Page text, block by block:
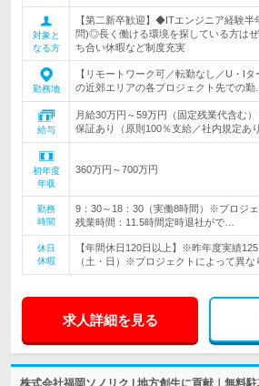
対象と
なる方
【第二新卒歓迎】◆ITエンジニア経験半
問)◎長く働ける環境を探している方は
ち合い休暇など制度充実
勤務地
【リモートワーク可／転勤なし／U・I
の近郊エリアの各プロジェクト先での勤…
給与
月給30万円～59万円（固定残業代含む
保証あり（原則100％支給／社内規定あ
初年度
年収
360万円～700万円
勤務
時間
9：30～18：30（実働8時間）※プロジ
残業時間：11.5時間定時退社がで…
休日
休暇
【年間休日120日以上】※昨年度実績
（土・日）※プロジェクトによって異な
求人詳細を見る
株式会社福岡ソノリク | 地方創生に貢献｜無料